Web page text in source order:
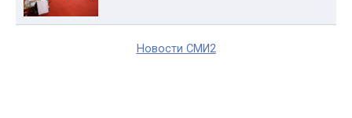
Новости СМИ2